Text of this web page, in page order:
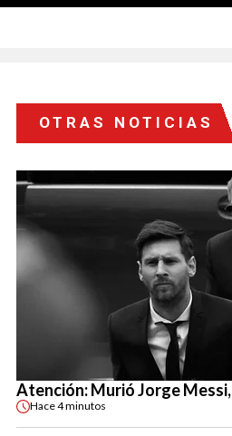
OTRAS NOTICIAS
Atención: Murió Jorge
Hace4 minutos